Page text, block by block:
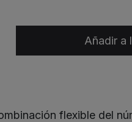
Añadir a
flexible del